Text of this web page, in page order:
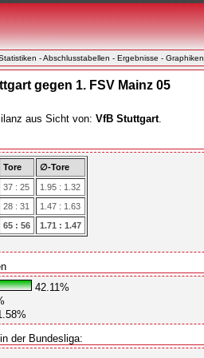
- Abschlusstabellen - Ergebnisse - Graphiken
gegen 1. FSV Mainz 05
aus Sicht von: VfB Stuttgart.
Tore ∅-Tore
37 : 25
1.95 : 1.32
28 : 31
1.47 : 1.63
65 : 56 1.71 : 1.47
42.11%
der Bundesliga: